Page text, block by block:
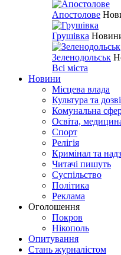
Апостолове
Грушівка
Зеленодольськ
Всі міста
Новини
Місцева влада
Культура та
Комунальна
Освіта,
Спорт
Релігія
Кримінал та
Читачі пишуть
Суспільство
Політика
Реклама
Оголошення
Покров
Нікополь
Опитування
Стань журналістом